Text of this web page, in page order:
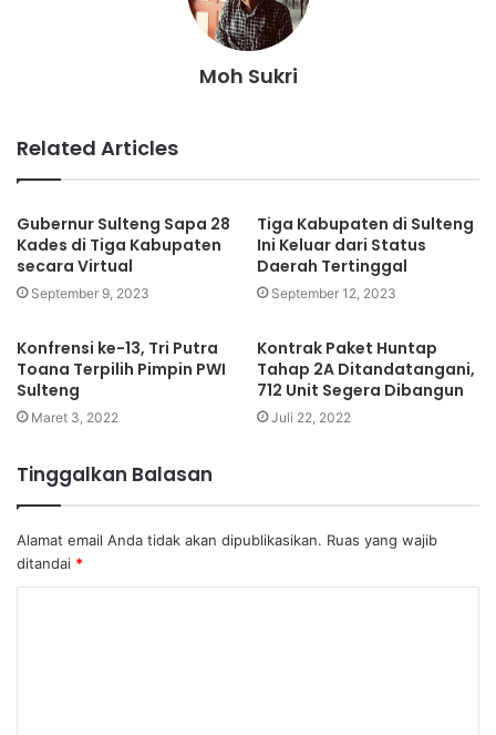
Moh Sukri
Related Articles
Gubernur Sulteng Sapa 28
Kades di Tiga Kabupaten
secara Virtual
September 9, 2023
Tiga Kabupaten di Sulteng
Ini Keluar dari Status
Daerah Tertinggal
September 12, 2023
Konfrensi ke-13, Tri Putra
Toana Terpilih Pimpin PWI
Sulteng
Maret 3, 2022
Kontrak Paket Huntap
Tahap 2A Ditandatangani,
712 Unit Segera Dibangun
Juli 22, 2022
Tinggalkan Balasan
Alamat email Anda tidak akan dipublikasikan. Ruas yang wajib
ditandai *